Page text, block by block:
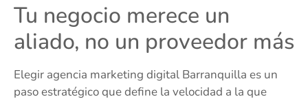
Tu negocio merece un
aliado, no un proveedor más
Elegir agencia marketing digital Barranquilla es un
paso estratégico que define la velocidad a la que